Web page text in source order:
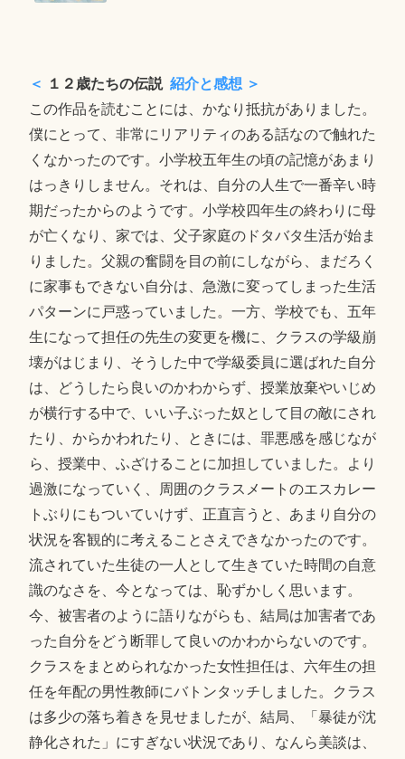
＜ １２歳たちの伝説紹介と感想 ＞
この作品を読むことには、かなり抵抗がありました。
僕にとって、非常にリアリティのある話なので触れた
くなかったのです。小学校五年生の頃の記憶があまり
はっきりしません。それは、自分の人生で一番辛い時
期だったからのようです。小学校四年生の終わりに母
が亡くなり、家では、父子家庭のドタバタ生活が始ま
りました。父親の奮闘を目の前にしながら、まだろく
に家事もできない自分は、急激に変ってしまった生活
パターンに戸惑っていました。一方、学校でも、五年
生になって担任の先生の変更を機に、クラスの学級崩
壊がはじまり、そうした中で学級委員に選ばれた自分
は、どうしたら良いのかわからず、授業放棄やいじめ
が横行する中で、いい子ぶった奴として目の敵にされ
たり、からかわれたり、ときには、罪悪感を感じなが
ら、授業中、ふざけることに加担していました。より
過激になっていく、周囲のクラスメートのエスカレー
トぶりにもついていけず、正直言うと、あまり自分の
状況を客観的に考えることさえできなかったのです。
流されていた生徒の一人として生きていた時間の自意
識のなさを、今となっては、恥ずかしく思います。
今、被害者のように語りながらも、結局は加害者であ
った自分をどう断罪して良いのかわからないのです。
クラスをまとめられなかった女性担任は、六年生の担
任を年配の男性教師にバトンタッチしました。クラス
は多少の落ち着きを見せましたが、結局、「暴徒が沈
静化された」にすぎない状況であり、なんら美談は、